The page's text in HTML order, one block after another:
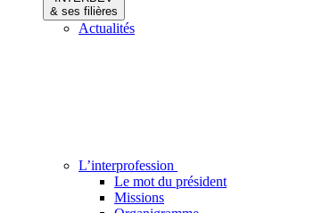
& ses filières
Actualités
L’interprofession
Le mot du président
Missions